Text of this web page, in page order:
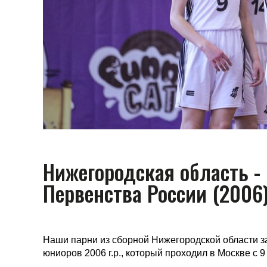
Нижегородская область
Первенства России
Наши парни из сборной Нижегородской области
юниоров 2006 г.р., который проходил в Москве с